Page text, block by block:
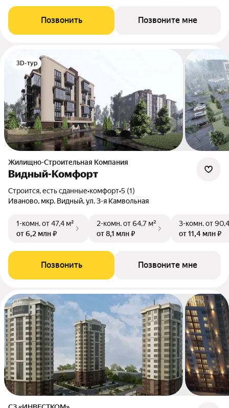
Позвонить Позвоните мне
3D-тур
Жилищно-Строительная Компания
Видный-Комфорт
Строится, есть сданные•комфорт•5 (1)
Иваново, мкр. Видный, ул. 3-я Камвольная
1-комн.от 47,4 м²
от 6,2 млн ₽
2-комн.от 64,7 м²
от 8,1 млн ₽
3-комн.от
от 11,4 млн ₽
Позвонить Позвоните мне